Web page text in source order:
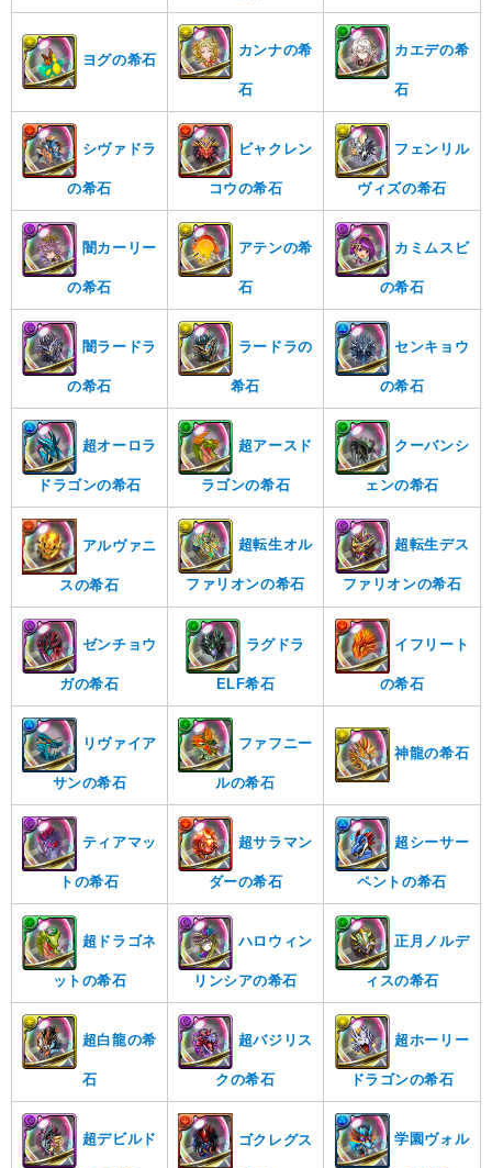
ヨグの希石
カンナの希
石
カエデの希
石
シヴァドラ
の希石
ビャクレン
コウの希石
フェンリル
ヴィズの希石
闇カーリー
の希石
アテンの希
石
カミムスビ
の希石
闇ラードラ
の希石
ラードラの
希石
センキョウ
の希石
超オーロラ
ドラゴンの希石
超アースド
ラゴンの希石
クーバンシ
ェンの希石
アルヴァニ
スの希石
超転生オル
ファリオンの希石
超転生デス
ファリオンの希石
ゼンチョウ
ガの希石
ラグドラ
ELF希石
イフリート
の希石
リヴァイア
サンの希石
ファフニー
ルの希石
神龍の希石
ティアマッ
トの希石
超サラマン
ダーの希石
超シーサー
ペントの希石
超ドラゴネ
ットの希石
ハロウィン
リンシアの希石
正月ノルデ
ィスの希石
超白龍の希
石
超バジリス
クの希石
超ホーリー
ドラゴンの希石
超デビルド ゴクレグス 学園ヴォル